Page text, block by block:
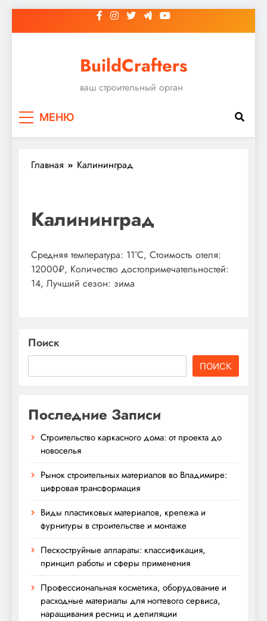
к
BuildCrafters
ваш строительный орган
МЕНЮ
Главная Калининград
Калининград
Средняя температура: 11°C, Стоимость отеля:
12000₽, Количество достопримечательностей:
14, Лучший сезон: зима
Поиск
ПОИСК
Последние Записи
Строительство каркасного дома: от проекта до
новоселья
Рынок строительных материалов во Владимире:
цифровая трансформация
Виды пластиковых материалов, крепежа и
фурнитуры в строительстве и монтаже
Пескоструйные аппараты: классификация,
принцип работы и сферы применения
Профессиональная косметика, оборудование и
расходные материалы для ногтевого сервиса,
наращивания ресниц и депиляции